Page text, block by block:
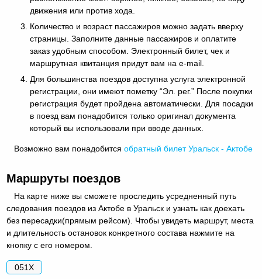
движения или против хода.
Количество и возраст пассажиров можно задать вверху
страницы. Заполните данные пассажиров и оплатите
заказ удобным способом. Электронный билет, чек и
маршрутная квитанция придут вам на e-mail.
Для большинства поездов доступна услуга электронной
регистрации, они имеют пометку “Эл. рег.” После покупки
регистрация будет пройдена автоматически. Для посадки
в поезд вам понадобится только оригинал документа
который вы использовали при вводе данных.
Возможно вам понадобитсяобратный билет Уральск - Актобе
Маршруты поездов
На карте ниже вы сможете проследить усредненный путь
следования поездов из Актобе в Уральск и узнать как доехать
без пересадки(прямым рейсом). Чтобы увидеть маршрут, места
и длительность остановок конкретного состава нажмите на
кнопку с его номером.
051Х